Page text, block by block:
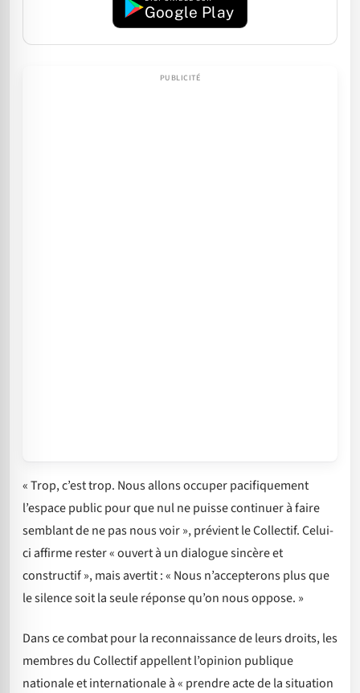
Google Play
« Trop, c’est trop. Nous allons occuper pacifiquement
l’espace public pour que nul ne puisse continuer à faire
semblant de ne pas nous voir », prévient le Collectif. Celui-
ci affirme rester « ouvert à un dialogue sincère et
constructif », mais avertit : « Nous n’accepterons plus que
le silence soit la seule réponse qu’on nous oppose. »
Dans ce combat pour la reconnaissance de leurs droits, les
membres du Collectif appellent l’opinion publique
nationale et internationale à « prendre acte de la situation